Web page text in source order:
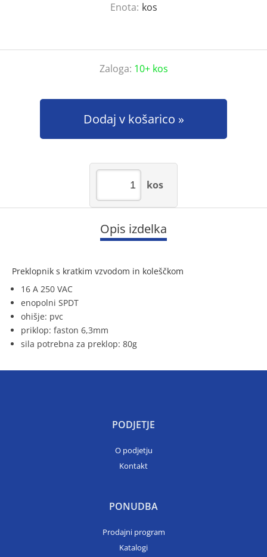
Enota: kos
Zaloga: 10+ kos
Dodaj v košarico
kos
Opis izdelka
Preklopnik s kratkim vzvodom in koleščkom
16 A 250 VAC
enopolni SPDT
ohišje: pvc
priklop: faston 6,3mm
sila potrebna za preklop: 80g
PODJETJE
O podjetju
Kontakt
PONUDBA
Prodajni program
Katalogi